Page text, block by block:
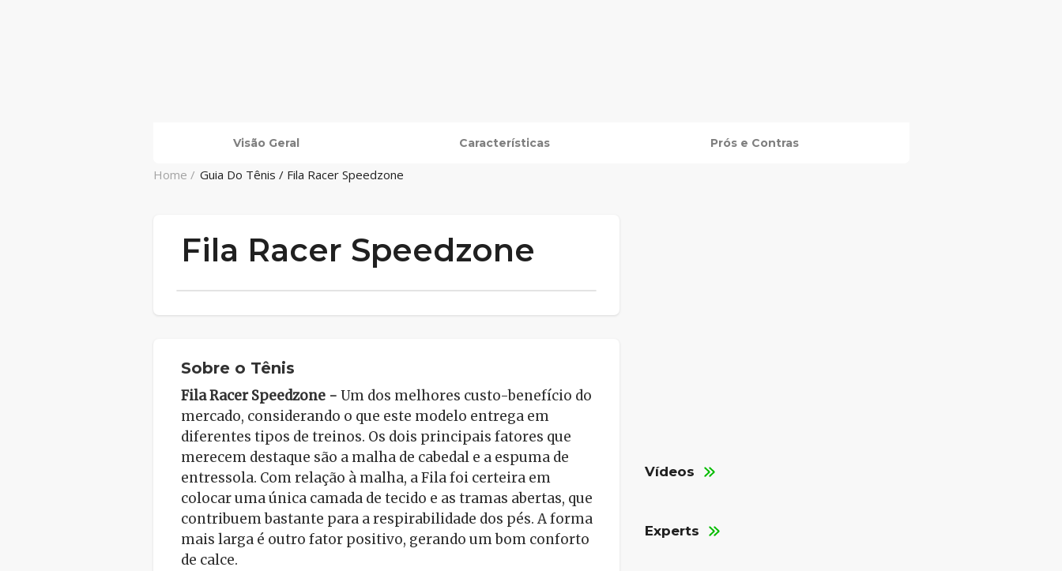
Visão Geral Características Prós e Contras
Home / Guia Do Tênis / Fila Racer Speedzone
Fila Racer Speedzone
Sobre o Tênis
Fila Racer Speedzone - Um dos melhores custo-benefício do
mercado, considerando o que este modelo entrega em
diferentes tipos de treinos. Os dois principais fatores que
merecem destaque são a malha de cabedal e a espuma de
entressola. Com relação à malha, a Fila foi certeira em
colocar uma única camada de tecido e as tramas abertas, que
contribuem bastante para a respirabilidade dos pés. A forma
mais larga é outro fator positivo, gerando um bom conforto
de calce.
Vídeos
Experts